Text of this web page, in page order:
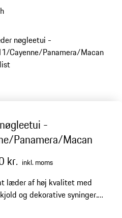
nøgleetui -
Cayenne/Panamera/Macan
-
Panamera/Macan
kr. inkl. moms
læder af høj kvalitet med
og dekorative syninger.